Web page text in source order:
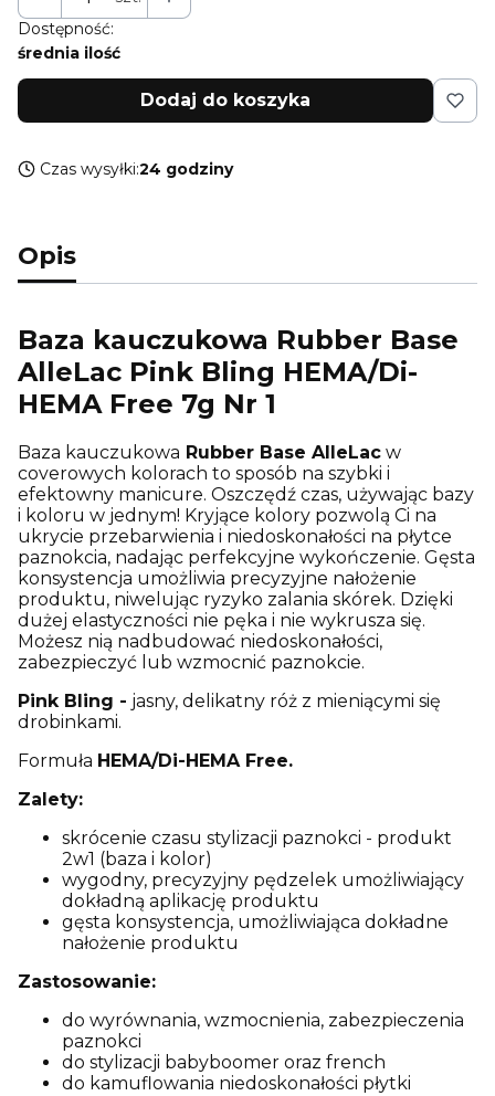
Dostępność:
średnia ilość
Dodaj do koszyka
Czas wysyłki:24 godziny
Opis
Baza kauczukowa Rubber Base
AlleLac Pink Bling HEMA/Di-
HEMA Free 7g Nr 1
Baza kauczukowa Rubber Base AlleLac w
coverowych kolorach to sposób na szybki i
efektowny manicure. Oszczędź czas, używając bazy
i koloru w jednym! Kryjące kolory pozwolą Ci na
ukrycie przebarwienia i niedoskonałości na płytce
paznokcia, nadając perfekcyjne wykończenie. Gęsta
konsystencja umożliwia precyzyjne nałożenie
produktu, niwelując ryzyko zalania skórek. Dzięki
dużej elastyczności nie pęka i nie wykrusza się.
Możesz nią nadbudować niedoskonałości,
zabezpieczyć lub wzmocnić paznokcie.
Pink Bling - jasny, delikatny róż z mieniącymi się
drobinkami.
Formuła HEMA/Di-HEMA Free.
Zalety:
skrócenie czasu stylizacji paznokci - produkt
2w1 (baza i kolor)
wygodny, precyzyjny pędzelek umożliwiający
dokładną aplikację produktu
gęsta konsystencja, umożliwiająca dokładne
nałożenie produktu
Zastosowanie:
do wyrównania, wzmocnienia, zabezpieczenia
paznokci
do stylizacji babyboomer oraz french
do kamuflowania niedoskonałości płytki